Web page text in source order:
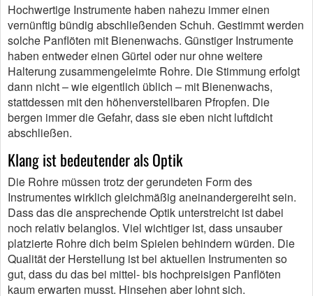
Hochwertige Instrumente haben nahezu immer einen
vernünftig bündig abschließenden Schuh. Gestimmt werden
solche Panflöten mit Bienenwachs. Günstiger Instrumente
haben entweder einen Gürtel oder nur ohne weitere
Halterung zusammengeleimte Rohre. Die Stimmung erfolgt
dann nicht – wie eigentlich üblich – mit Bienenwachs,
stattdessen mit den höhenverstellbaren Pfropfen. Die
bergen immer die Gefahr, dass sie eben nicht luftdicht
abschließen.
Klang ist bedeutender als Optik
Die Rohre müssen trotz der gerundeten Form des
Instrumentes wirklich gleichmäßig aneinandergereiht sein.
Dass das die ansprechende Optik unterstreicht ist dabei
noch relativ belanglos. Viel wichtiger ist, dass unsauber
platzierte Rohre dich beim Spielen behindern würden. Die
Qualität der Herstellung ist bei aktuellen Instrumenten so
gut, dass du das bei mittel- bis hochpreisigen Panflöten
kaum erwarten musst. Hinsehen aber lohnt sich.